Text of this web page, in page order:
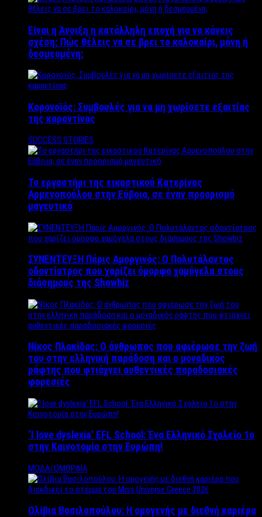
Είναι η Άνοιξη η κατάλληλη εποχή για να κάνεις
σχέση; Πώς θέλεις να σε βρει το καλοκαίρι, μόνη ή
δεσμευμένη;
Κορονοϊός: Συμβουλές για να μη χωρίσετε εξαιτίας
της καραντίνας
SUCCESS STORIES
Το εργαστήρι της εικαστικού Κατερίνας
Αρμενοπούλου στην Εύβοια, σε έναν προορισμό
μαγευτικό
ΣΥΝΕΝΤΕΥΞΗ Πάρις Αμοργινός: O Πολυτάλαντος
οδοντίατρος που χαρίζει όμορφα χαμόγελα στους
διάσημους της Showbiz
Νίκος Πλακίδας: O άνθρωπος που αφιέρωσε την ζωή
του στην ελληνική παράδοση και ο μοναδικός
ράφτης που φτιάχνει αυθεντικές παραδοσιακές
φορεσιές
‘Ι love dyslexia’ EFL School: Ένα Ελληνικό Σχολείo 1ο
στην Καινοτομία στην Ευρώπη!
ΜΟΔΑ/ΟΜΟΡΦΙΑ
Ολίβια Βασιλοπούλου: Η ομογενής με διεθνή καριέρα